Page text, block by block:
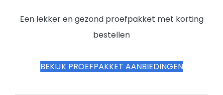
Een lekker en gezond proefpakket met korting
bestellen
BEKIJK PROEFPAKKET AANBIEDINGEN